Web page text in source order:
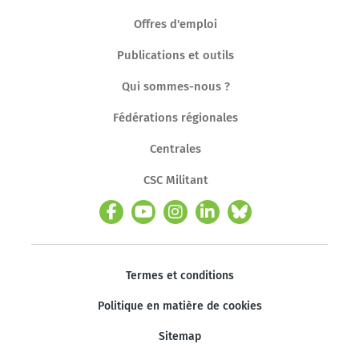
Offres d'emploi
Publications et outils
Qui sommes-nous ?
Fédérations régionales
Centrales
CSC Militant
Termes et conditions
Politique en matière de cookies
Sitemap